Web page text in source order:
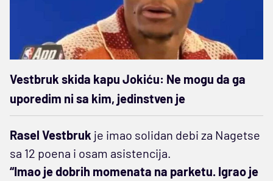
Vestbruk skida kapu Jokiću: Ne mogu da ga
uporedim ni sa kim, jedinstven je
Rasel Vestbruk je imao solidan debi za Nagetse
sa 12 poena i osam asistencija.
“Imao je dobrih momenata na parketu. Igrao je